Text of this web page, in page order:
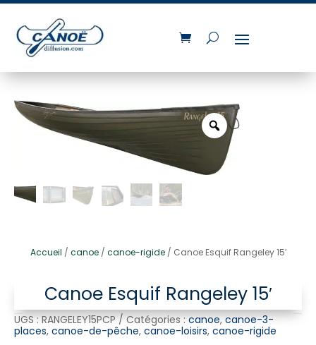
Accueil / canoe/ canoe-rigide/ Canoe Esquif Rangeley 15′
Canoe Esquif Rangeley 15′
UGS :RANGELEY15PCP Catégories :canoe,canoe-3-
places, canoe-de-pêche, canoe-loisirs, canoe-rigide